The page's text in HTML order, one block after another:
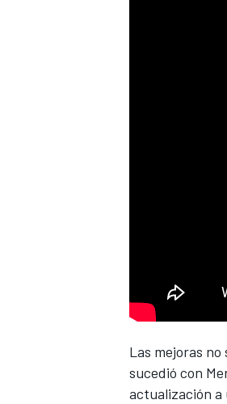
Las mejoras
sucedió con
actualización a